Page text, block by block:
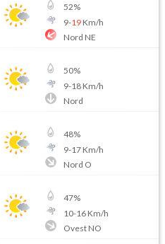
52%
9-19Km/h
Nord NE
50%
9-18Km/h
Nord
48%
9-17Km/h
Nord O
47%
10-16Km/h
Ovest NO